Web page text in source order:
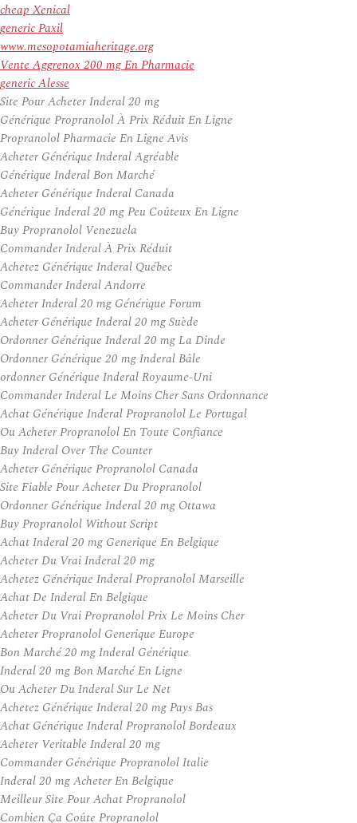
cheap Xenical
generic Paxil
www.mesopotamiaheritage.org
Vente Aggrenox 200 mg En Pharmacie
generic Alesse
Site Pour Acheter Inderal 20 mg
Générique Propranolol À Prix Réduit En Ligne
Propranolol Pharmacie En Ligne Avis
Acheter Générique Inderal Agréable
Générique Inderal Bon Marché
Acheter Générique Inderal Canada
Générique Inderal 20 mg Peu Coûteux En Ligne
Buy Propranolol Venezuela
Commander Inderal À Prix Réduit
Achetez Générique Inderal Québec
Commander Inderal Andorre
Acheter Inderal 20 mg Générique Forum
Acheter Générique Inderal 20 mg Suède
Ordonner Générique Inderal 20 mg La Dinde
Ordonner Générique 20 mg Inderal Bâle
ordonner Générique Inderal Royaume-Uni
Commander Inderal Le Moins Cher Sans Ordonnance
Achat Générique Inderal Propranolol Le Portugal
Ou Acheter Propranolol En Toute Confiance
Buy Inderal Over The Counter
Acheter Générique Propranolol Canada
Site Fiable Pour Acheter Du Propranolol
Ordonner Générique Inderal 20 mg Ottawa
Buy Propranolol Without Script
Achat Inderal 20 mg Generique En Belgique
Acheter Du Vrai Inderal 20 mg
Achetez Générique Inderal Propranolol Marseille
Achat De Inderal En Belgique
Acheter Du Vrai Propranolol Prix Le Moins Cher
Acheter Propranolol Generique Europe
Bon Marché 20 mg Inderal Générique
Inderal 20 mg Bon Marché En Ligne
Ou Acheter Du Inderal Sur Le Net
Achetez Générique Inderal 20 mg Pays Bas
Achat Générique Inderal Propranolol Bordeaux
Acheter Veritable Inderal 20 mg
Commander Générique Propranolol Italie
Inderal 20 mg Acheter En Belgique
Meilleur Site Pour Achat Propranolol
Combien Ça Coûte Propranolol